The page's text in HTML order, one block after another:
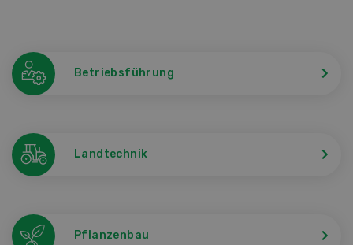
Betriebsführung
Landtechnik
Pflanzenbau